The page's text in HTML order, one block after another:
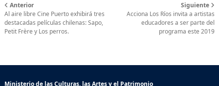
Anterior
Al aire libre Cine Puerto exhibirá tres
destacadas películas chilenas: Sapo,
Petit Frère y Los perros.
Siguiente
Acciona Los Ríos invita a artistas
educadores a ser parte del
programa este 2019
Ministerio de las Culturas, las Artes y el Patrimonio